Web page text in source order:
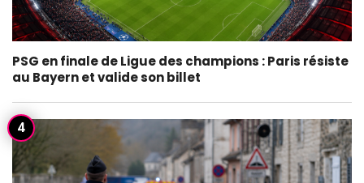
PSG en finale de Ligue des champions : Paris résiste
au Bayern et valide son billet